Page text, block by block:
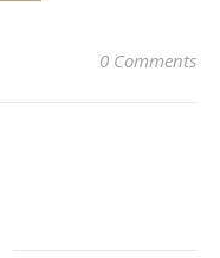
0 Comments